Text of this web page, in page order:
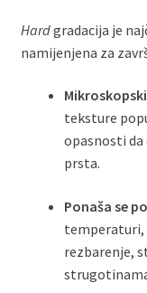
Hardgradacija je
namijenjena za
teksture
opasnosti
prsta.
Ponaša se
temperaturi,
rezbarenje,